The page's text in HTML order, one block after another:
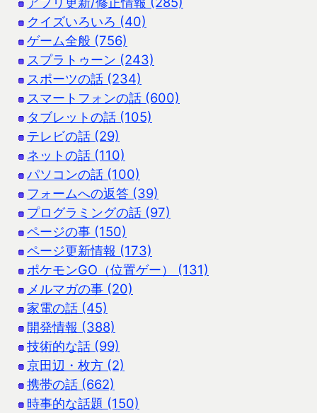
クイズいろいろ (40)
ゲーム全般 (756)
スプラトゥーン (243)
スポーツの話 (234)
スマートフォンの話 (600)
タブレットの話 (105)
テレビの話 (29)
ネットの話 (110)
パソコンの話 (100)
フォームへの返答 (39)
プログラミングの話 (97)
ページの事 (150)
ページ更新情報 (173)
ポケモンGO（位置ゲー） (131)
メルマガの事 (20)
家電の話 (45)
開発情報 (388)
技術的な話 (99)
京田辺・枚方 (2)
携帯の話 (662)
時事的な話題 (150)